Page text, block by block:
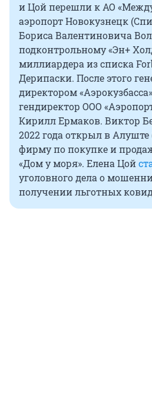
и Цой перешли к АО
аэропорт Новокузнецк
Бориса Валентиновича
подконтрольному «Эн+
миллиардера из списка
Дерипаски. После этого
директором
гендиректор ООО
Кирилл Ермаков. Виктор
2022 года открыл в
фирму по покупке и
«Дом у моря». Елена Цой
уголовного дела о
получении льготных